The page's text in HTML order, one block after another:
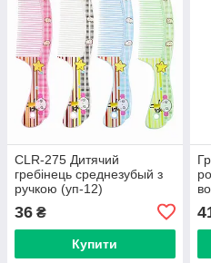
CLR-275 Дитячий
гребінець среднезубый з
ручкою (уп-12)
36 ₴
Купити